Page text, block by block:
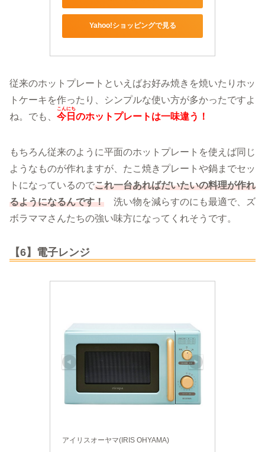
Yahoo!ショッピングで見る
従来のホットプレートといえばお好み焼きを焼いたりホッ
トケーキを作ったり、シンプルな使い方が多かったですよ
ね。でも、 今日
こんにち
のホットプレートは一味違う！
もちろん従来のように平面のホットプレートを使えば同じ
ようなものが作れますが、たこ焼きプレートや鍋までセッ
トになっているのでこれ一台あればだいたいの料理が作れ
るようになるんです！ 洗い物を減らすのにも最適で、ズ
ボラママさんたちの強い味方になってくれそうです。
【6】電子レンジ
アイリスオーヤマ(IRIS OHYAMA)